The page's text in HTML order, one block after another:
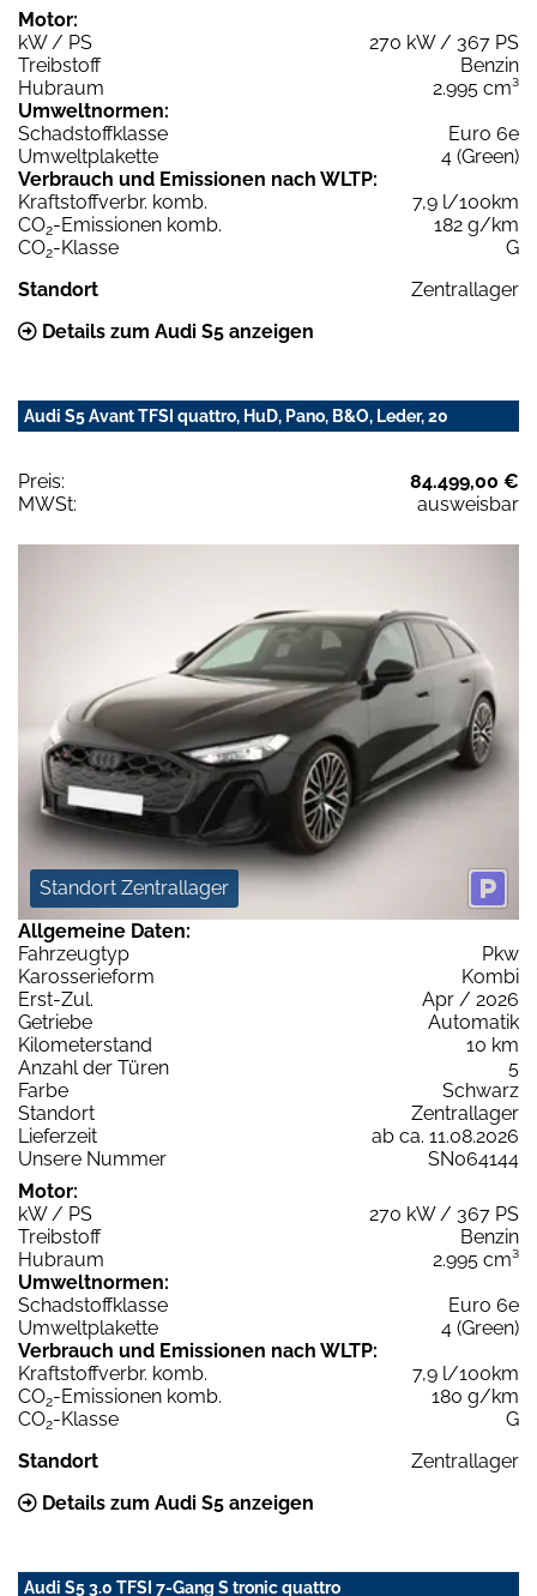
Motor:
kW / PS
270 kW / 367 PS
Treibstoff
Benzin
Hubraum
2.995 cm³
Umweltnormen:
Schadstoffklasse
Euro 6e
Umweltplakette
4 (Green)
Verbrauch und Emissionen nach WLTP:
Kraftstoffverbr. komb.
7,9 l/100km
CO2-Emissionen komb.
182 g/km
CO2-Klasse
G
Standort
Zentrallager
Details zum Audi S5 anzeigen
Audi S5 Avant TFSI quattro, HuD, Pano, B&O, Leder, 20
Preis:
84.499,00 €
MWSt:
ausweisbar
Standort Zentrallager
Allgemeine Daten:
Fahrzeugtyp
Pkw
Karosserieform
Kombi
Erst-Zul.
Apr / 2026
Getriebe
Automatik
Kilometerstand
10 km
Anzahl der Türen
5
Farbe
Schwarz
Standort
Zentrallager
Lieferzeit
ab ca. 11.08.2026
Unsere Nummer
SN064144
Motor:
kW / PS
270 kW / 367 PS
Treibstoff
Benzin
Hubraum
2.995 cm³
Umweltnormen:
Schadstoffklasse
Euro 6e
Umweltplakette
4 (Green)
Verbrauch und Emissionen nach WLTP:
Kraftstoffverbr. komb.
7,9 l/100km
CO2-Emissionen komb.
180 g/km
CO2-Klasse
G
Standort
Zentrallager
Details zum Audi S5 anzeigen
Audi S5 3.0 TFSI 7-Gang S tronic quattro